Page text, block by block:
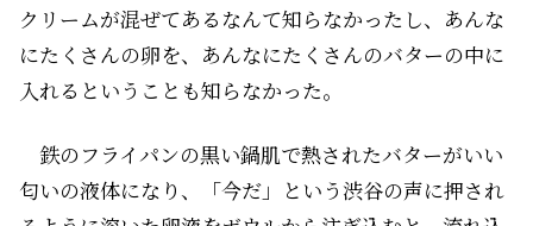
クリームが混ぜてあるなんて知らなかったし、あんな
にたくさんの卵を、あんなにたくさんのバターの中に
入れるということも知らなかった。
鉄のフライパンの黒い鍋肌で熱されたバターがいい
匂いの液体になり、「今だ」という渋谷の声に押され